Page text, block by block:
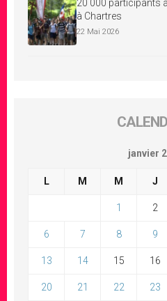
20 000 participants
à Chartres
22 Mai 2026
janvier
L M M J
1 2
6 7 8 9
13 14 15 16
20 21 22 23